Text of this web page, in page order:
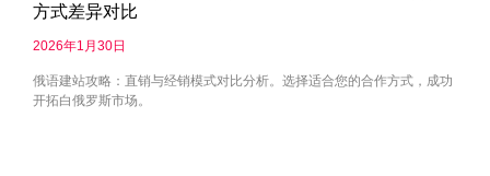
方式差异对比
2026年1月30日
俄语建站攻略：直销与经销模式对比分析。选择适合您的合作方式，成功
开拓白俄罗斯市场。